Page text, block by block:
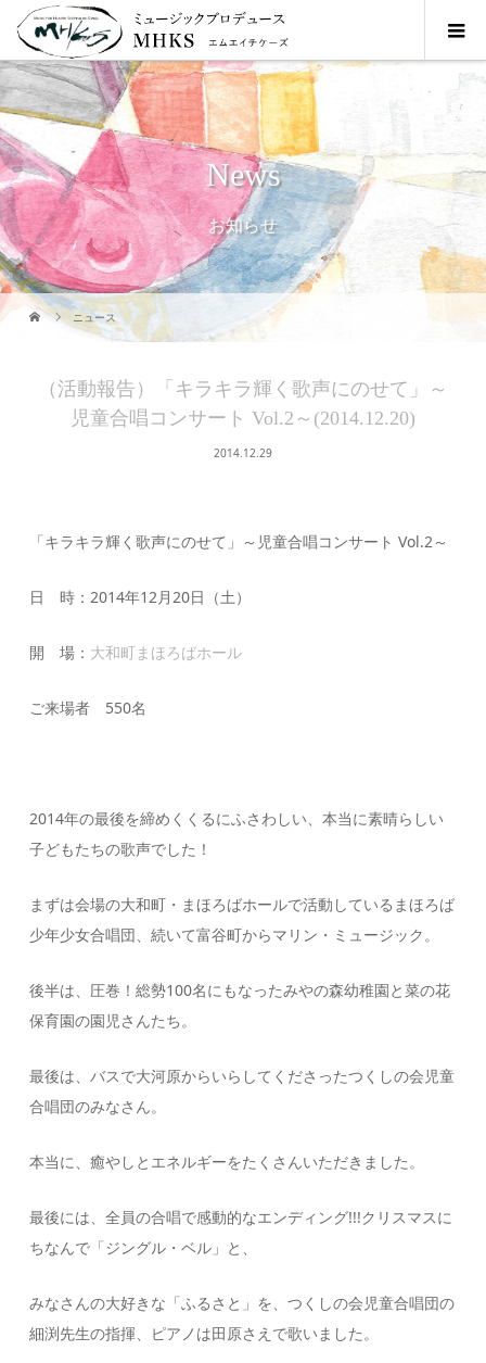
News
お知らせ
ニュース
（活動報告）「キラキラ輝く歌声にのせて」～
児童合唱コンサート Vol.2～(2014.12.20)
2014.12.29
「キラキラ輝く歌声にのせて」～児童合唱コンサート Vol.2～
日 時：2014年12月20日（土）
開 場： 大和町まほろばホール
ご来場者 550名
2014年の最後を締めくくるにふさわしい、本当に素晴らしい
子どもたちの歌声でした！
まずは会場の大和町・まほろばホールで活動しているまほろば
少年少女合唱団、続いて富谷町からマリン・ミュージック。
後半は、圧巻！総勢100名にもなったみやの森幼稚園と菜の花
保育園の園児さんたち。
最後は、バスで大河原からいらしてくださったつくしの会児童
合唱団のみなさん。
本当に、癒やしとエネルギーをたくさんいただきました。
最後には、全員の合唱で感動的なエンディング!!!クリスマスに
ちなんで「ジングル・ベル」と、
みなさんの大好きな「ふるさと」を、つくしの会児童合唱団の
細渕先生の指揮、ピアノは田原さえで歌いました。